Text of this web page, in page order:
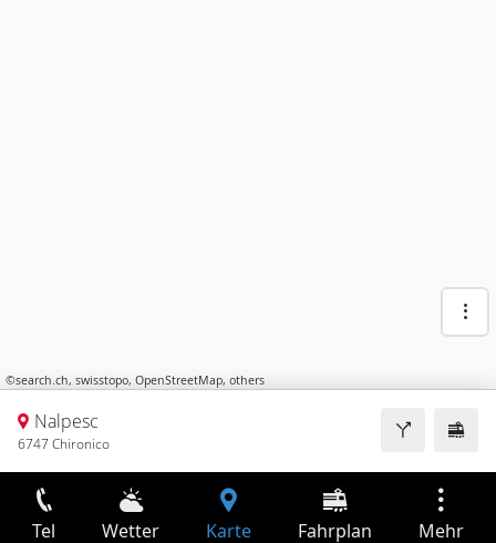
©search.ch, swisstopo, OpenStreetMap, others
Nalpesc
6747 Chironico
Tel Wetter Karte Fahrplan Mehr